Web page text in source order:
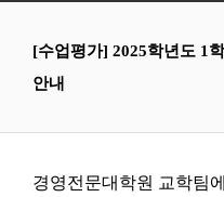
[수업평가] 2025학년도 1
안내
경영전문대학원 교학팀